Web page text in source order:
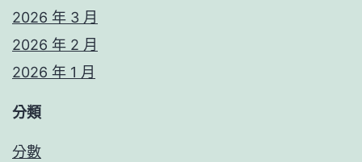
2026 年 3 月
2026 年 2 月
2026 年 1 月
分類
分數